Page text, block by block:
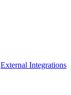
External Integrations